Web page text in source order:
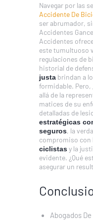
Navegar por las
Accidente De
ser abrumador,
Accidentes
Accidentes
este tumultuoso
regulaciones de
historial de
justa brindan a
formidable. Pero,
allá de la
matices de su
detalladas de
estratégicas
seguros, la
compromiso con
ciclistasy la
evidente. ¿Qué
asegurar un
Abogados